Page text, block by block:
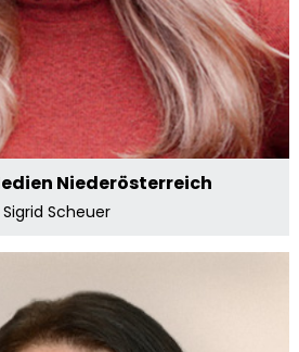
Niederösterreich
Niederösterreich
Sigrid Scheuer